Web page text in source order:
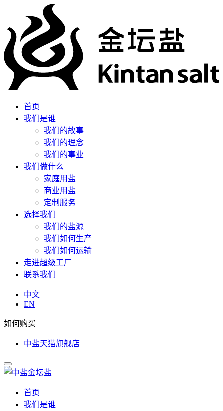
首页
我们是谁
我们的故事
我们的理念
我们的事业
我们做什么
家庭用盐
商业用盐
定制服务
选择我们
我们的盐源
我们如何生产
我们如何运输
走进超级工厂
联系我们
中文
EN
如何购买
中盐天猫旗舰店
首页
我们是谁